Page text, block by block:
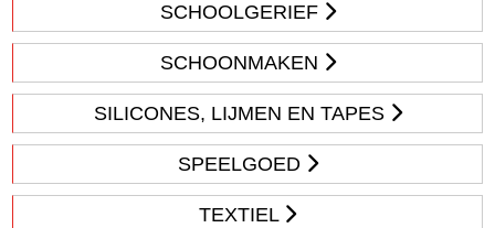
SCHOOLGERIEF
SCHOONMAKEN
SILICONES, LIJMEN EN TAPES
SPEELGOED
TEXTIEL